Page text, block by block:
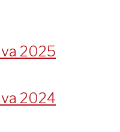
2025
2024